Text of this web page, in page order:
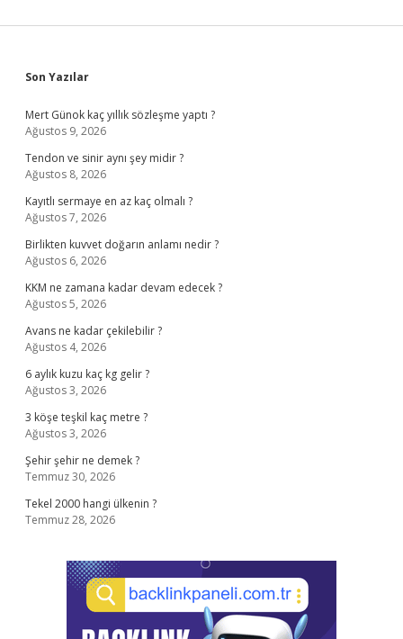
Sidebar
Son Yazılar
Mert Günok kaç yıllık sözleşme yaptı ?
Ağustos 9, 2026
Tendon ve sinir aynı şey midir ?
Ağustos 8, 2026
Kayıtlı sermaye en az kaç olmalı ?
Ağustos 7, 2026
Birlikten kuvvet doğarın anlamı nedir ?
Ağustos 6, 2026
KKM ne zamana kadar devam edecek ?
Ağustos 5, 2026
Avans ne kadar çekilebilir ?
Ağustos 4, 2026
6 aylık kuzu kaç kg gelir ?
Ağustos 3, 2026
3 köşe teşkil kaç metre ?
Ağustos 3, 2026
Şehir şehir ne demek ?
Temmuz 30, 2026
Tekel 2000 hangi ülkenin ?
Temmuz 28, 2026